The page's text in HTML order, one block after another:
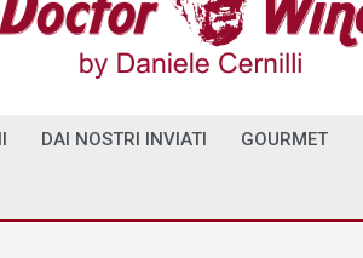
DAI NOSTRI INVIATI GOURMET